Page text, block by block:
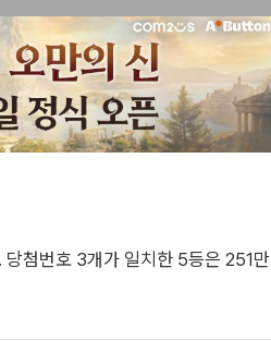
첨번호 3개가 일치한 5등은 251만